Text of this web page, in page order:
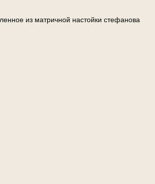
из матричной настойки стефанова